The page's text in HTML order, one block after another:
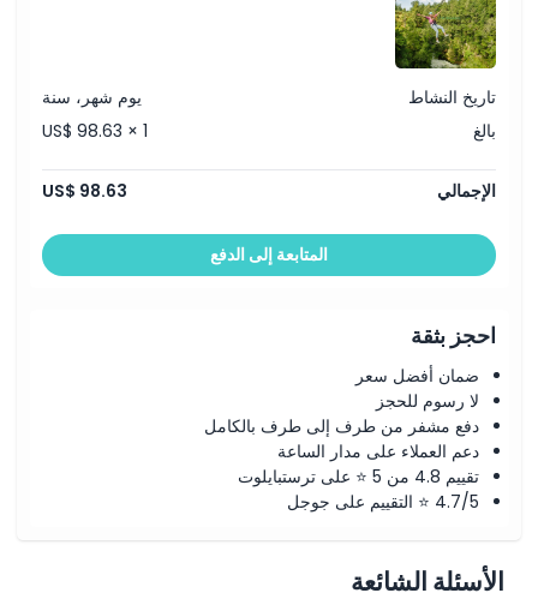
تاريخ النشاط
يوم شهر، سنة
بالغ
US$ 98.63 × 1
الإجمالي US$ 98.63
المتابعة إلى الدفع
احجز بثقة
ضمان أفضل سعر
لا رسوم للحجز
دفع مشفر من طرف إلى طرف بالكامل
دعم العملاء على مدار الساعة
تقييم 4.8 من 5 ⭐ على ترستبايلوت
4.7/5 ⭐ التقييم على جوجل
الأسئلة الشائعة